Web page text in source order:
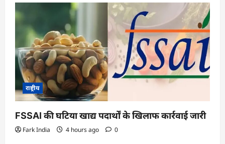
राष्ट्रीय
FSSAI की घटिया खाद्य पदार्थों के खिलाफ कार्रवाई जारी
Fark India 4 hours ago 0